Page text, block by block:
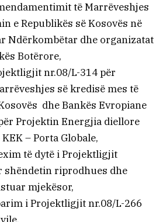
të Marrëveshjes
e Republikës së Kosovës në
Ndërkombëtar dhe organizatat
Botërore,
nr.08/L-314 për
së kredisë mes të
dhe Bankës Evropiane
Projektin Energjia diellore
– Porta Globale,
të dytë i Projektligjit
shëndetin riprodhues dhe
mjekësor,
i Projektligjit nr.08/L-266